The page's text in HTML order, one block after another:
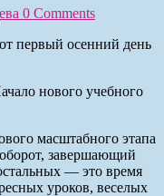
0 Comments
первый осенний день
нового учебного
масштабного этапа
завершающий
— это время
уроков, веселых